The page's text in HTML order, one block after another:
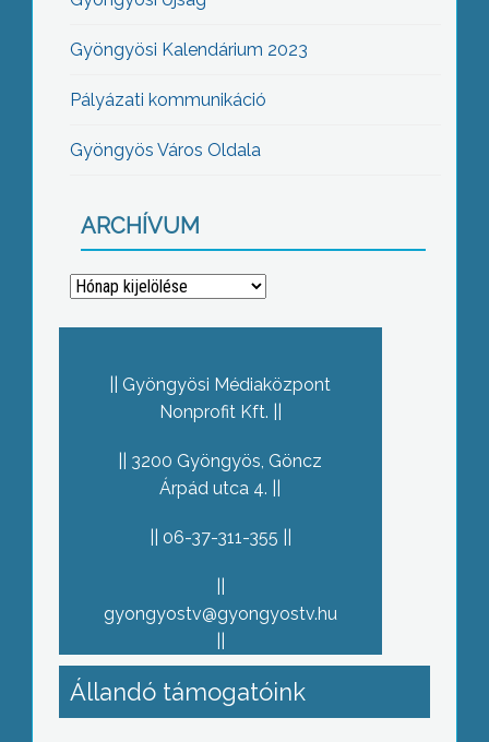
Gyöngyösi Kalendárium 2023
Pályázati kommunikáció
Gyöngyös Város Oldala
ARCHÍVUM
Archívum
Gyöngyösi Médiaközpont
Nonprofit Kft.
3200 Gyöngyös, Göncz
Árpád utca 4.
06-37-311-355
gyongyostv@gyongyostv.hu
Állandó támogatóink